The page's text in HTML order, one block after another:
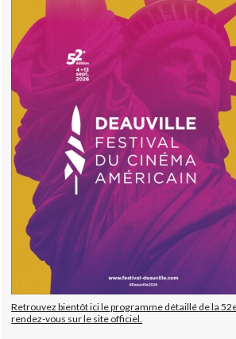
Retrouvez bientôt ici le programme détaillé de la
rendez-vous sur le site officiel.